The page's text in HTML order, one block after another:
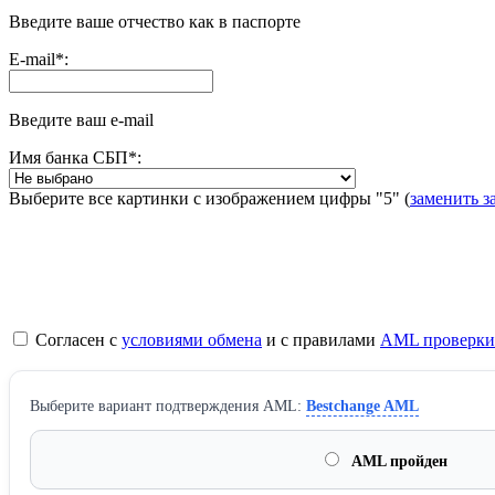
Введите ваше отчество как в паспорте
E-mail*:
Введите ваш e-mail
Имя банка СБП*:
Выберите все картинки с изображением цифры "5" (заменить
Согласен с условиями обмена и с правилами AML проверки
Выберите вариант подтверждения AML: Bestchange AML
AML пройден